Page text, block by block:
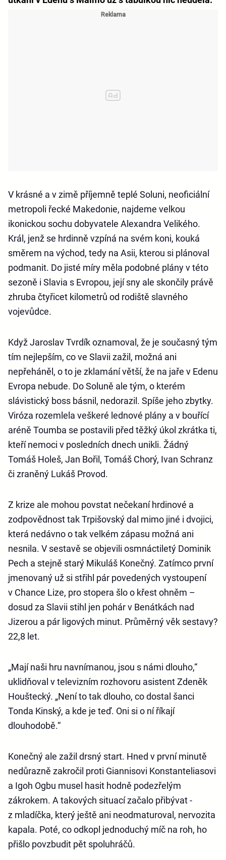
V krásné a v zimě příjemně teplé Soluni, neoficiální
metropoli řecké Makedonie, najdeme velkou
ikonickou sochu dobyvatele Alexandra Velikého.
Král, jenž se hrdinně vzpíná na svém koni, kouká
směrem na východ, tedy na Asii, kterou si plánoval
podmanit. Do jisté míry měla podobné plány v této
sezoně i Slavia s Evropou, její sny ale skončily právě
zhruba čtyřicet kilometrů od rodiště slavného
vojevůdce.
Když Jaroslav Tvrdík oznamoval, že je současný tým
tím nejlepším, co ve Slavii zažil, možná ani
nepřeháněl, o to je zklamání větší, že na jaře v Edenu
Evropa nebude. Do Soluně ale tým, o kterém
slávistický boss básnil, nedorazil. Spíše jeho zbytky.
Viróza rozemlela veškeré lednové plány a v bouřící
aréně Toumba se postavili před těžký úkol zkrátka ti,
kteří nemoci v posledních dnech unikli. Žádný
Tomáš Holeš, Jan Bořil, Tomáš Chorý, Ivan Schranz
či zraněný Lukáš Provod.
Z krize ale mohou povstat nečekaní hrdinové a
zodpovědnost tak Trpišovský dal mimo jiné i dvojici,
která nedávno o tak velkém zápasu možná ani
nesnila. V sestavě se objevili osmnáctiletý Dominik
Pech a stejně starý Mikuláš Konečný. Zatímco první
jmenovaný už si střihl pár povedených vystoupení
v Chance Lize, pro stopera šlo o křest ohněm –
dosud za Slavii stihl jen pohár v Benátkách nad
Jizerou a pár ligových minut. Průměrný věk sestavy?
22,8 let.
„Mají naši hru navnímanou, jsou s námi dlouho,“
uklidňoval v televizním rozhovoru asistent Zdeněk
Houštecký. „Není to tak dlouho, co dostal šanci
Tonda Kinský, a kde je teď. Oni si o ní říkají
dlouhodobě.“
Konečný ale zažil drsný start. Hned v první minutě
nedůrazně zakročil proti Giannisovi Konstanteliasovi
a Igoh Ogbu musel hasit hodně podezřelým
zákrokem. A takových situací začalo přibývat -
z mladíčka, který ještě ani neodmaturoval, nervozita
kapala. Poté, co odkopl jednoduchý míč na roh, ho
přišlo povzbudit pět spoluhráčů.